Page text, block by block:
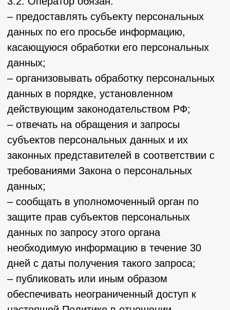
необходимыми для заявленной цели
обработки, а также принимать
предусмотренные законом меры по защите
своих прав;
– выдвигать условие предварительного
согласия при обработке персональных
данных в целях продвижения на рынке
товаров, работ и услуг;
– на отзыв согласия на обработку
персональных данных;
– обжаловать в уполномоченный орган по
защите прав субъектов персональных
данных или в судебном порядке
неправомерные действия или бездействие
Оператора при обработке его персональных
данных;
– на осуществление иных прав,
предусмотренных законодательством РФ.
4.2. Субъекты персональных данных
обязаны:
данные о себе;
– сообщать Оператору об уточнении
(обновлении, изменении) своих
персональных данных.
4.3. Лица, передавшие Оператору
недостоверные сведения о себе, либо
сведения о другом субъекте персональных